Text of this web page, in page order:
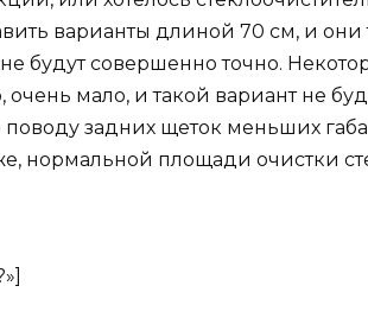
варианты длиной 70 см, и они
будут совершенно точно.
очень мало, и такой вариант не
поводу задних щеток меньших
нормальной площади очистки